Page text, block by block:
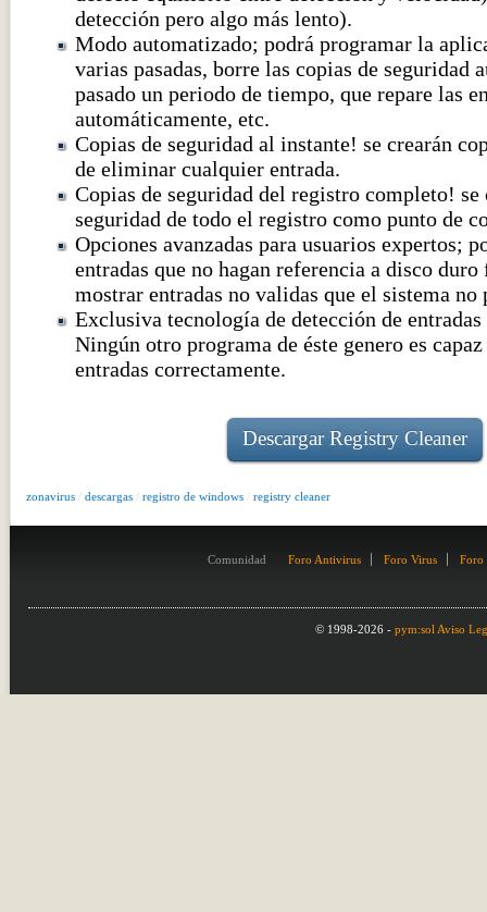
detección pero algo más lento).
Modo automatizado; podrá programar la
varias pasadas, borre las copias de seguridad
pasado un periodo de tiempo, que repare las
automáticamente, etc.
Copias de seguridad al instante! se crearán
de eliminar cualquier entrada.
Copias de seguridad del registro completo! se
seguridad de todo el registro como punto de
Opciones avanzadas para usuarios expertos;
entradas que no hagan referencia a disco
mostrar entradas no validas que el sistema
Exclusiva tecnología de detección de
Ningún otro programa de éste genero es capaz
entradas correctamente.
Descargar Registry Cleaner
zonavirus / descargas / registro de windows / registry cleaner
Comunidad Foro Antivirus Foro Virus Foro
© 1998-2026 - pym:sol Aviso